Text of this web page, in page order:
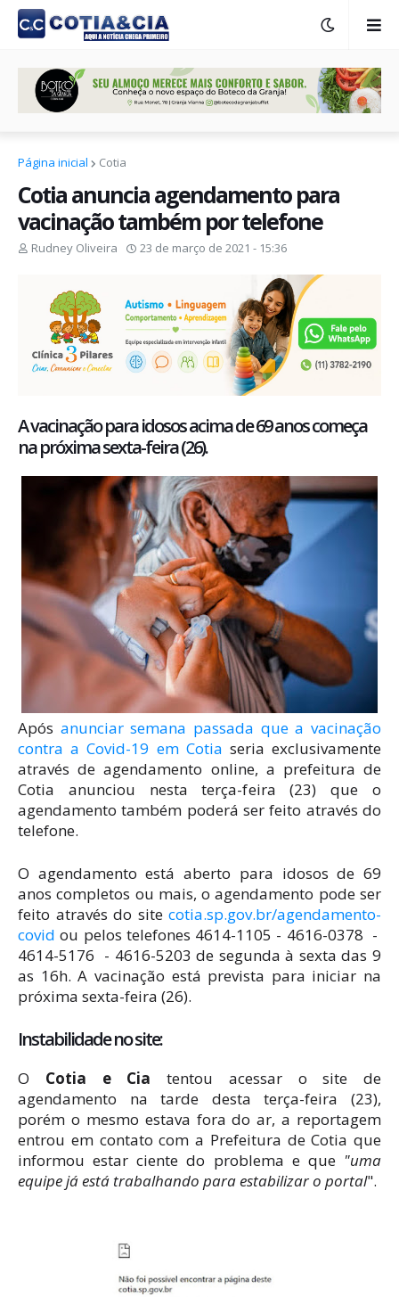
Página inicial Cotia
Cotia anuncia agendamento para
vacinação também por telefone
Rudney Oliveira 23 de março de 2021 - 15:36
A vacinação para idosos acima de 69 anos começa
na próxima sexta-feira (26).
Após anunciar semana passada que a vacinação
contra a Covid-19 em Cotia seria exclusivamente
através de agendamento online, a prefeitura de
Cotia anunciou nesta terça-feira (23) que o
agendamento também poderá ser feito através do
telefone.
O agendamento está aberto para idosos de 69
anos completos ou mais, o agendamento pode ser
feito através do site cotia.sp.gov.br/agendamento-
covid ou pelos telefones 4614-1105 - 4616-0378 -
4614-5176 - 4616-5203 de segunda à sexta das 9
as 16h. A vacinação está prevista para iniciar na
próxima sexta-feira (26).
Instabilidade no site:
O Cotia e Cia tentou acessar o site de
agendamento na tarde desta terça-feira (23),
porém o mesmo estava fora do ar, a reportagem
entrou em contato com a Prefeitura de Cotia que
informou estar ciente do problema e que "uma
equipe já está trabalhando para estabilizar o portal".